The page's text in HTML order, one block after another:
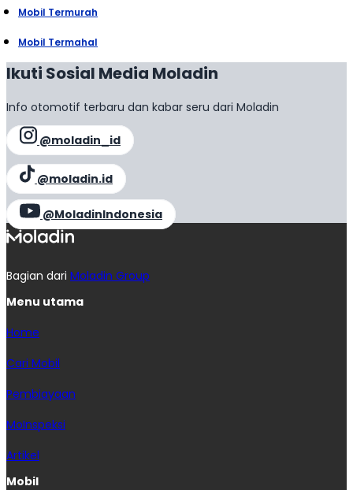
Mobil Termurah
Mobil Termahal
Ikuti Sosial Media Moladin
Info otomotif terbaru dan kabar seru dari Moladin
@moladin_id
@moladin.id
@MoladinIndonesia
Bagian dari Moladin Group
Menu utama
Home
Cari Mobil
Pembiayaan
MoInspeksi
Artikel
Mobil